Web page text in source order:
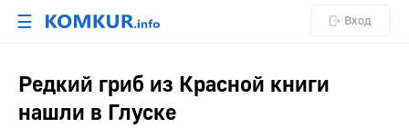
☰ Вход
Редкий гриб из Красной книги
нашли в Глуске